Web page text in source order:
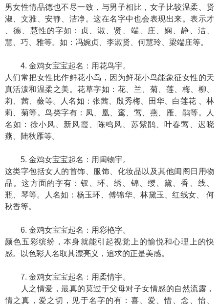
男女性情品德也不尽一致，与男子相比，女子比较温柔、贤
淑、文雅、安静、洁净。这在名字中也会表现出来。表示才
、德、慧性的字如：贞、淑、贤、端、庄、娴、静、洁、
慧、巧、雅等。如：冯婉贞、李淑贤、何慧玲、梁端庄等。
4. 金鸡女宝宝起名：用花鸟宇。
人们常把女性比作鲜花小鸟，因为鲜花小鸟能象征女性的天
真活泼和温柔之美。花草字如：花、兰、菊、莲、梅、柳、
莉、茜、薇等。人名如：张茜、殷秀梅、田华、白莲花 、林
莉、菊等。鸟类字有：凤、凰、鸾、莺、燕、雁、鹃等。人
名如：徐小风、新风霞、陈鸣风、苏紫鹃、叶春莺、迟晓
燕、陆秋雁等。
5. 金鸡女宝宝起名：用闺物宇。
这类字包括女人的首饰、服饰、化妆品以及其他闺阁日用物
品。这方面的字有：钗、环、绣、锦、缨、黛、香、线、
瓶、琴等。人名如：杨玉环、傅锦华、林黛玉、红线女、 何
秋香等。
6. 金鸡女宝宝起名：用彩艳字。
颜色五彩缤纷，本身就能引起视觉上的愉悦和心理上的快
感。以色彩人名取其漂亮义，追求的正是美感。
7. 金鸡女宝宝起名：用柔情宇。
人之情爱，最真的莫过于父母对子女情感的自然流露，
情之真，爱之切，见于名字的有：喜、爱、惜、念、怡、